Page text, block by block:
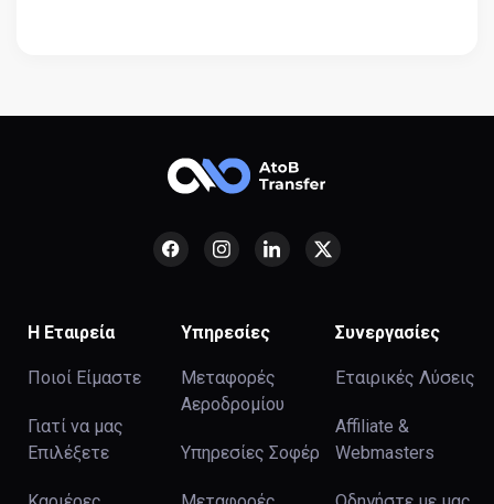
Η Εταιρεία
Ποιοί Είμαστε
Γιατί να μας
Επιλέξετε
Υπηρεσίες
Μεταφορές
Αεροδρομίου
Υπηρεσίες Σοφέρ
Συνεργασίες
Εταιρικές Λύσεις
Affiliate &
Webmasters